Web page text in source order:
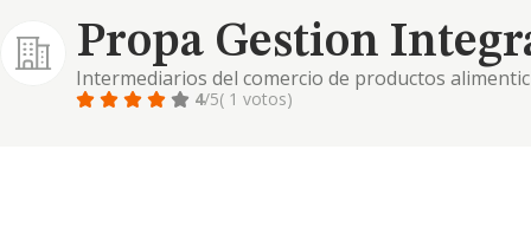
Propa Gestion
Intermediarios del comercio de productos
4/5( 1 votos)